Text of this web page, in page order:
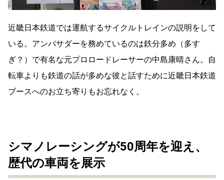
近畿日本鉄道では運航するサイクルトレインの説明をして
いる。アンバサダーを務めているのは鉄分多め（多す
ぎ？）で有名な元プロロードレーサーの中島康晴さん。自
転車よりも鉄道の話が多めな彼と話すために近畿日本鉄道
ブースへのお立ち寄りもお忘れなく。
シマノレーシングが50周年を迎え、
歴代の車両を展示